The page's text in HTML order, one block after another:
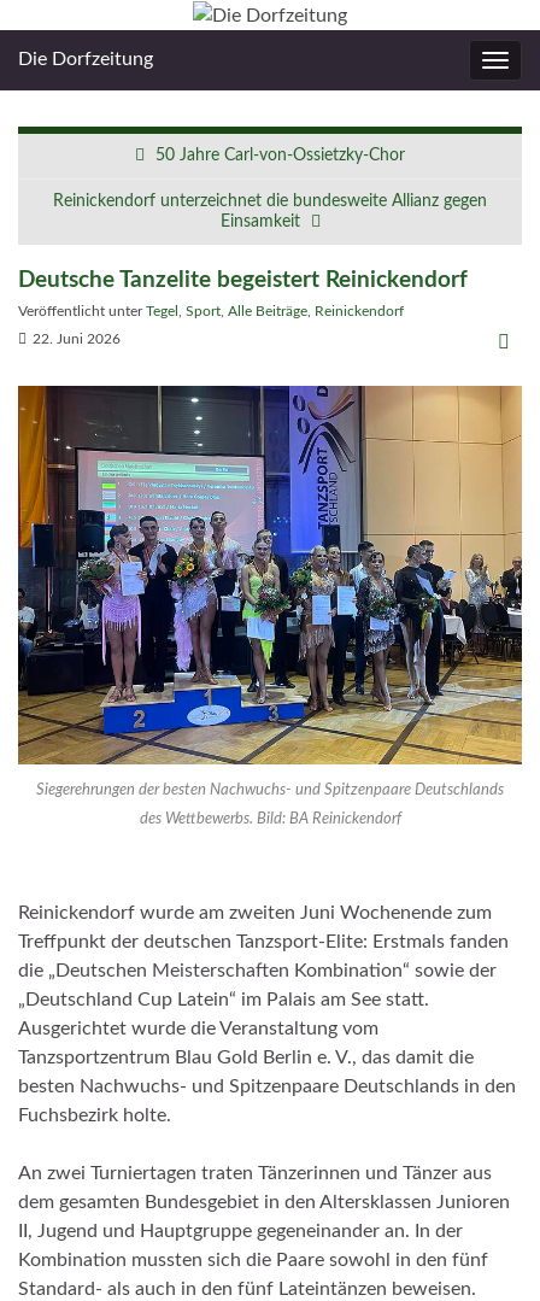
Die Dorfzeitung
50 Jahre Carl-von-Ossietzky-Chor
Reinickendorf unterzeichnet die bundesweite Allianz gegen
Einsamkeit
Deutsche Tanzelite begeistert Reinickendorf
Veröffentlicht unterTegel Sport Alle Beiträge Reinickendorf
22. Juni 2026
Siegerehrungen der besten Nachwuchs- und Spitzenpaare Deutschlands
des Wettbewerbs. Bild: BA Reinickendorf
Reinickendorf wurde am zweiten Juni Wochenende zum
Treffpunkt der deutschen Tanzsport-Elite: Erstmals fanden
die „Deutschen Meisterschaften Kombination“ sowie der
„Deutschland Cup Latein“ im Palais am See statt.
Ausgerichtet wurde die Veranstaltung vom
Tanzsportzentrum Blau Gold Berlin e. V., das damit die
besten Nachwuchs- und Spitzenpaare Deutschlands in den
Fuchsbezirk holte.
An zwei Turniertagen traten Tänzerinnen und Tänzer aus
dem gesamten Bundesgebiet in den Altersklassen Junioren
II, Jugend und Hauptgruppe gegeneinander an. In der
Kombination mussten sich die Paare sowohl in den fünf
Standard- als auch in den fünf Lateintänzen beweisen.